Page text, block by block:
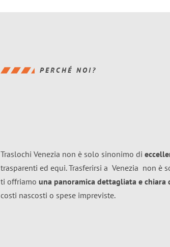
PERCHÉ NOI?
Traslochi Venezia non è solo sinonimo di
trasparenti ed equi. Trasferirsi a Venezia non è
ti offriamo una panoramica dettagliata e chiara
costi nascosti o spese impreviste.